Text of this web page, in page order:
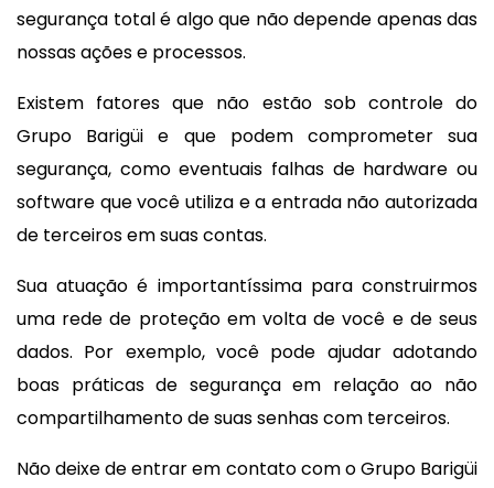
segurança total é algo que não depende apenas das
nossas ações e processos.
Existem fatores que não estão sob controle do
Grupo Barigüi e que podem comprometer sua
segurança, como eventuais falhas de hardware ou
software que você utiliza e a entrada não autorizada
de terceiros em suas contas.
Sua atuação é importantíssima para construirmos
uma rede de proteção em volta de você e de seus
dados. Por exemplo, você pode ajudar adotando
boas práticas de segurança em relação ao não
compartilhamento de suas senhas com terceiros.
Não deixe de entrar em contato com o Grupo Barigüi